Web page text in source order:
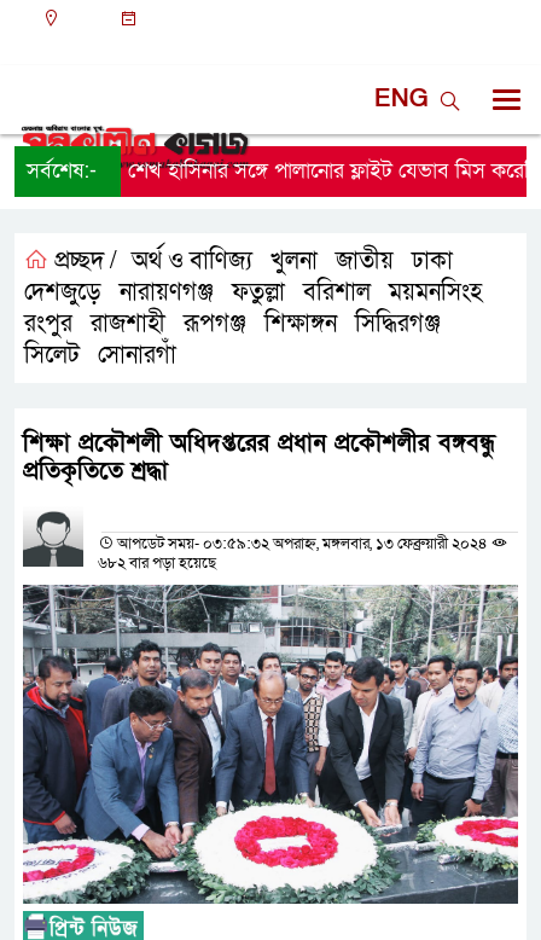
ENG
সর্বশেষ:-শেখ হাসিনার সঙ্গে পালানোর ফ্লাইট যেভাব মিস
প্রচ্ছদ / অর্থ ও বাণিজ্য খুলনা ,জাতীয় ,ঢাকা
দেশজুড়ে ,নারায়ণগঞ্জ ,ফতুল্লা ,বরিশাল ,ময়মনসিংহ
রংপুর ,রাজশাহী ,রূপগঞ্জ ,শিক্ষাঙ্গন ,সিদ্ধিরগঞ্জ
সিলেট সোনারগাঁ
শিক্ষা প্রকৌশলী অধিদপ্তরের প্রধান প্রকৌশলীর বঙ্গবন্ধু
প্রতিকৃতিতে শ্রদ্ধা
আপডেট সময়- ০৩:৫৯:৩২ অপরাহ্ন, মঙ্গলবার, ১৩ ফেব্রুয়ারী ২০২৪
৬৮২ বার পড়া হয়েছে